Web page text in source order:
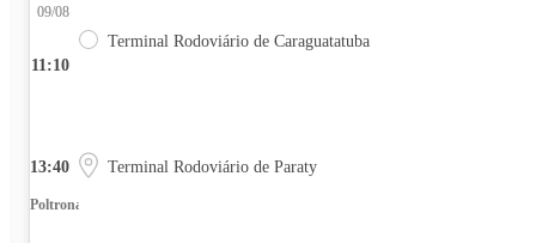
11:10
09/08
Terminal Rodoviário de Caraguatatuba
13:40 Terminal Rodoviário de Paraty
Poltrona